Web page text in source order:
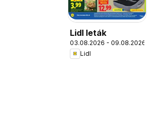
Lidl leták
03.08.2026 - 09.08.2026
Lidl